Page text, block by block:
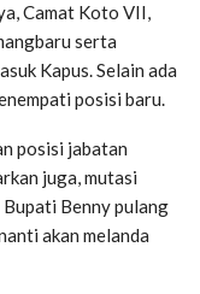
Camat Koto VII,
serta
Kapus. Selain ada
posisi baru.
posisi jabatan
juga, mutasi
Benny pulang
akan melanda